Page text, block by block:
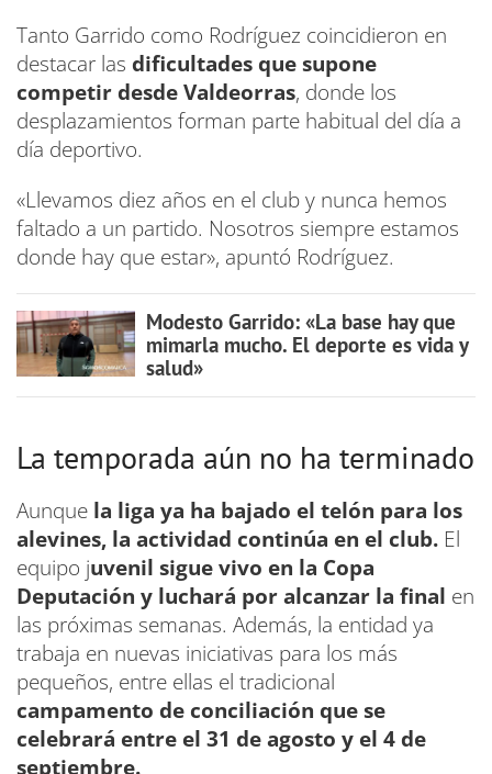
Tanto Garrido como Rodríguez coincidieron en
destacar las dificultades que supone
competir desde Valdeorras, donde los
desplazamientos forman parte habitual del día a
día deportivo.
«Llevamos diez años en el club y nunca hemos
faltado a un partido. Nosotros siempre estamos
donde hay que estar», apuntó Rodríguez.
Modesto Garrido: «La base hay que
mimarla mucho. El deporte es vida y
salud»
La temporada aún no ha terminado
Aunque la liga ya ha bajado el telón para los
alevines, la actividad continúa en el club. El
equipo juvenil sigue vivo en la Copa
Deputación y luchará por alcanzar la final en
las próximas semanas. Además, la entidad ya
trabaja en nuevas iniciativas para los más
pequeños, entre ellas el tradicional
campamento de conciliación que se
celebrará entre el 31 de agosto y el 4 de
septiembre.